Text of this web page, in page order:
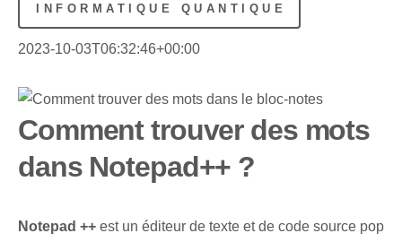
INFORMATIQUE QUANTIQUE
2023-10-03T06:32:46+00:00
Comment trouver des mots
dans Notepad++ ?
Notepad ++ est un éditeur de texte et de code source pop